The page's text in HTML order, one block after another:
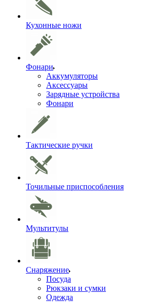
Кухонные ножи
Фонари
Аккумуляторы
Аксессуары
Зарядные устройства
Фонари
Тактические ручки
Точильные приспособления
Мультитулы
Снаряжение
Посуда
Рюкзаки и сумки
Одежда